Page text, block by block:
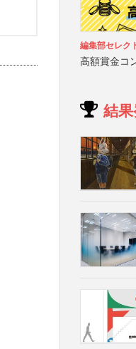
編集部セレク
高額賞金コ
結